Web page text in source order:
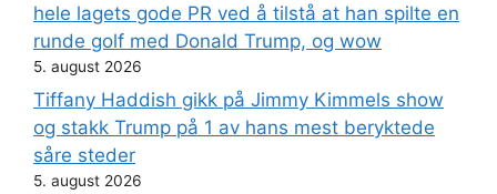
hele lagets gode PR ved å tilstå at han spilte en
runde golf med Donald Trump, og wow
5. august 2026
Tiffany Haddish gikk på Jimmy Kimmels show
og stakk Trump på 1 av hans mest beryktede
såre steder
5. august 2026